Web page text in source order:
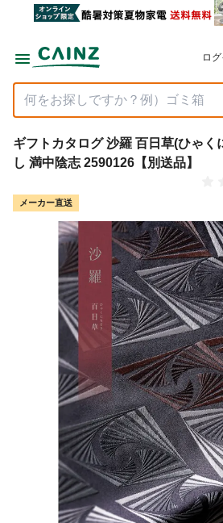
ロ
ギフトカタログ 沙羅 百日草(ひゃく
し 満中陰志 2590126【別送品】
メーカー直送